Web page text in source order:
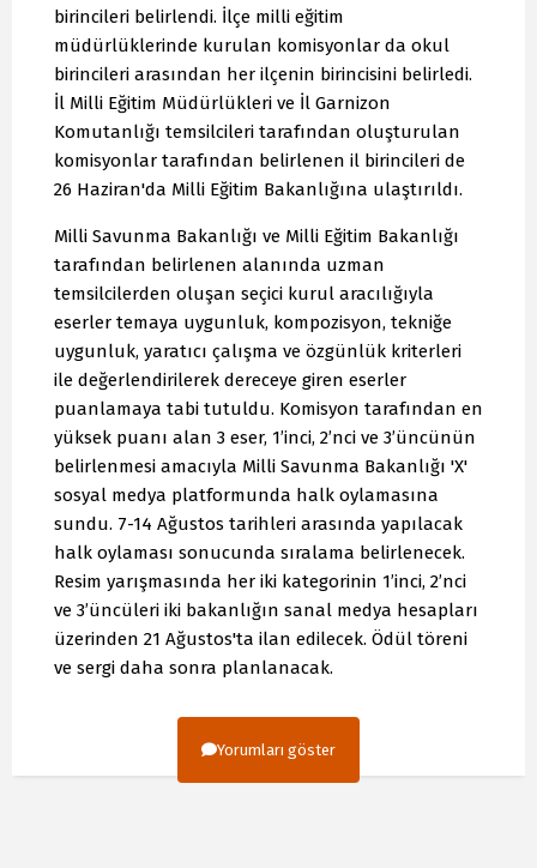
birincileri belirlendi. İlçe milli eğitim
müdürlüklerinde kurulan komisyonlar da okul
birincileri arasından her ilçenin birincisini belirledi.
İl Milli Eğitim Müdürlükleri ve İl Garnizon
Komutanlığı temsilcileri tarafından oluşturulan
komisyonlar tarafından belirlenen il birincileri de
26 Haziran'da Milli Eğitim Bakanlığına ulaştırıldı.
Milli Savunma Bakanlığı ve Milli Eğitim Bakanlığı
tarafından belirlenen alanında uzman
temsilcilerden oluşan seçici kurul aracılığıyla
eserler temaya uygunluk, kompozisyon, tekniğe
uygunluk, yaratıcı çalışma ve özgünlük kriterleri
ile değerlendirilerek dereceye giren eserler
puanlamaya tabi tutuldu. Komisyon tarafından en
yüksek puanı alan 3 eser, 1’inci, 2’nci ve 3’üncünün
belirlenmesi amacıyla Milli Savunma Bakanlığı 'X'
sosyal medya platformunda halk oylamasına
sundu. 7-14 Ağustos tarihleri arasında yapılacak
halk oylaması sonucunda sıralama belirlenecek.
Resim yarışmasında her iki kategorinin 1’inci, 2’nci
ve 3’üncüleri iki bakanlığın sanal medya hesapları
üzerinden 21 Ağustos'ta ilan edilecek. Ödül töreni
ve sergi daha sonra planlanacak.
Yorumları göster